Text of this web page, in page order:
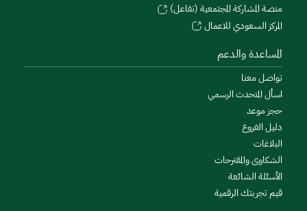
منصة المشاركة المجتمعية (تفاعل)
المركز السعودي للاعمال
المساعدة والدعم
تواصل معنا
اسأل المتحدث الرسمي
حجز موعد
دليل الفروع
البلاغات
الشكاوى والمقترحات
الأسئلة الشائعة
قيم تجربتك الرقمية